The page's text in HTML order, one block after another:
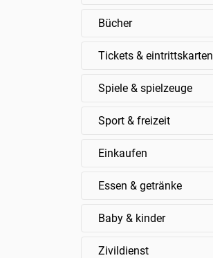
Bücher
Tickets & eintrittskarten
Spiele & spielzeuge
Sport & freizeit
Einkaufen
Essen & getränke
Baby & kinder
Zivildienst